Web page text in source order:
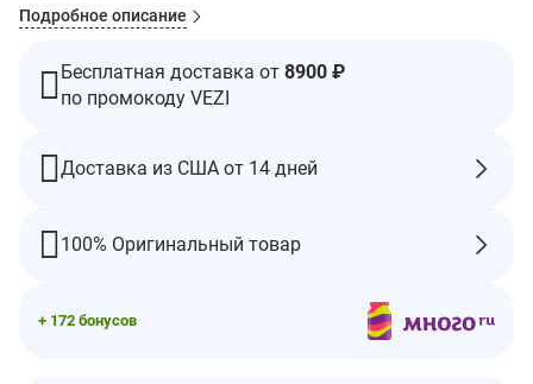
Hammer ™ снова в работе, на этот раз предлагая жевательные
инструменты для здоровья зубов, которые выполняют
разрушительное жевание в позитивное
времяпрепровождение, сохраняя при этом чистоту зубов и
Рекомендации по применению
При покупке игрушек Arm & Hammer™ важно выбрать
возрасту, силе жевания и весу вашей собаки.
Как и в случае со всеми жевательными игрушками,
Ингредиенты
Подробное описание
Бесплатная доставка от 8900 ₽
по промокоду VEZI
Доставка из США от 14 дней
100% Оригинальный товар
+ 172 бонусов